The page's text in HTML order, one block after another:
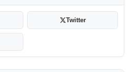
Twitter